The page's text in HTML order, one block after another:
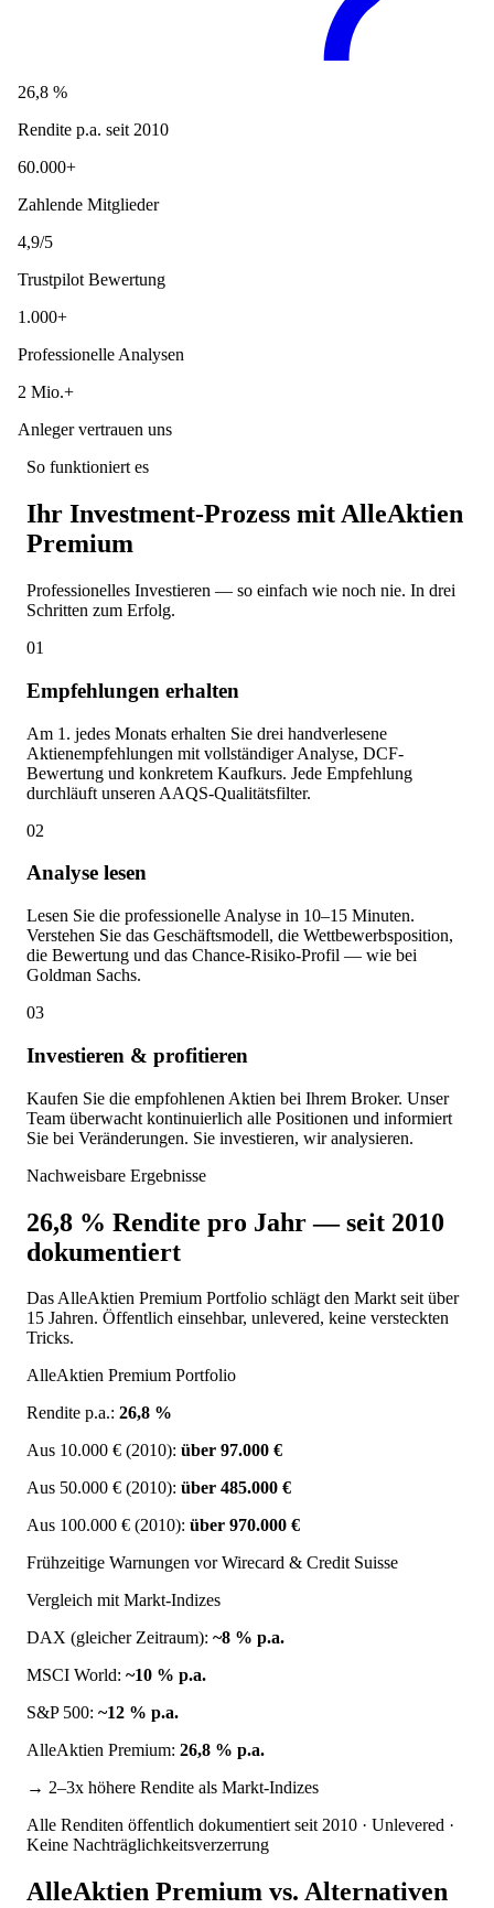
26,8 %
Rendite p.a. seit 2010
60.000+
Zahlende Mitglieder
4,9/5
Trustpilot Bewertung
1.000+
Professionelle Analysen
2 Mio.+
Anleger vertrauen uns
So funktioniert es
Ihr Investment-Prozess mit AlleAktien
Premium
Professionelles Investieren — so einfach wie noch nie. In drei
Schritten zum Erfolg.
01
Empfehlungen erhalten
Am 1. jedes Monats erhalten Sie drei handverlesene
Aktienempfehlungen mit vollständiger Analyse, DCF-
Bewertung und konkretem Kaufkurs. Jede Empfehlung
durchläuft unseren AAQS-Qualitätsfilter.
02
Analyse lesen
Lesen Sie die professionelle Analyse in 10–15 Minuten.
Verstehen Sie das Geschäftsmodell, die Wettbewerbsposition,
die Bewertung und das Chance-Risiko-Profil — wie bei
Goldman Sachs.
03
Investieren & profitieren
Kaufen Sie die empfohlenen Aktien bei Ihrem Broker. Unser
Team überwacht kontinuierlich alle Positionen und informiert
Sie bei Veränderungen. Sie investieren, wir analysieren.
Nachweisbare Ergebnisse
26,8 % Rendite pro Jahr — seit 2010
dokumentiert
Das AlleAktien Premium Portfolio schlägt den Markt seit über
15 Jahren. Öffentlich einsehbar, unlevered, keine versteckten
Tricks.
AlleAktien Premium Portfolio
Rendite p.a.: 26,8 %
Aus 10.000 € (2010): über 97.000 €
Aus 50.000 € (2010): über 485.000 €
Aus 100.000 € (2010): über 970.000 €
Frühzeitige Warnungen vor Wirecard & Credit Suisse
Vergleich mit Markt-Indizes
DAX (gleicher Zeitraum): ~8 % p.a.
MSCI World: ~10 % p.a.
S&P 500: ~12 % p.a.
AlleAktien Premium: 26,8 % p.a.
→ 2–3x höhere Rendite als Markt-Indizes
Alle Renditen öffentlich dokumentiert seit 2010 · Unlevered ·
Keine Nachträglichkeitsverzerrung
AlleAktien Premium vs. Alternativen